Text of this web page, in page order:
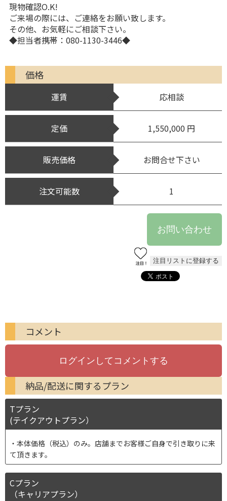
現物確認O.K!
ご来場の際には、ご連絡をお願い致します。
その他、お気軽にご相談下さい。
◆担当者携帯：080-1130-3446◆
価格
運賃 応相談
定価 1,550,000 円
販売価格 お問合せ下さい
注文可能数 1
コメント
納品/配送に関するプラン
Tプラン
(テイクアウトプラン）
本体価格（税込）のみ。店舗までお客様ご自身で引き取りに来
て頂きます。
Cプラン
（キャリアプラン）